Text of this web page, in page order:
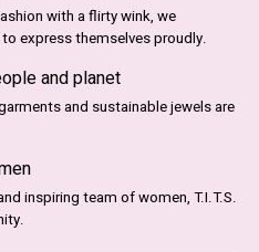
with a flirty wink, we
express themselves proudly.
and planet
and sustainable jewels are
inspiring team of women, T.I.T.S.